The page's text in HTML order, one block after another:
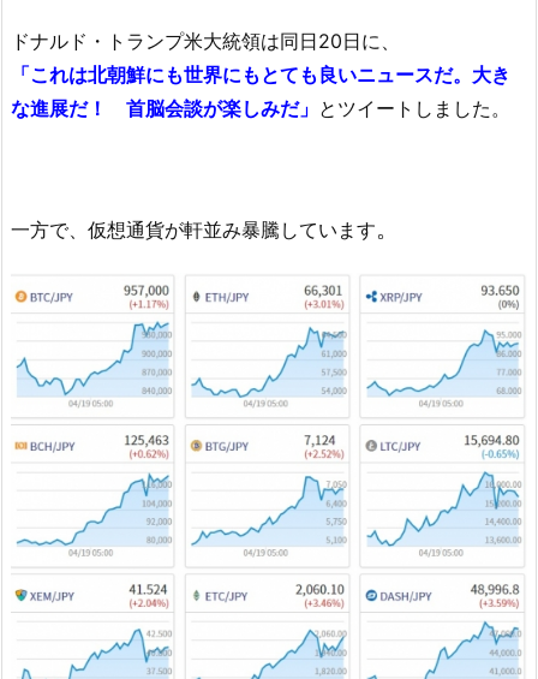
ドナルド・トランプ米大統領は同日20日に、
「これは北朝鮮にも世界にもとても良いニュースだ。大き
な進展だ！ 首脳会談が楽しみだ」 とツイートしました。
一方で、仮想通貨が軒並み暴騰しています。